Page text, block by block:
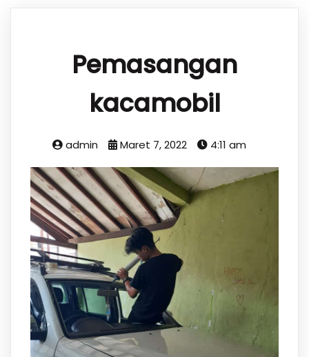
Pemasangan
kacamobil
admin Maret 7, 2022 4:11 am